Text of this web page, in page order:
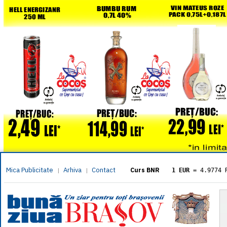
Mica Publicitate | Arhiva | Contact Curs BNR 1 EUR = 4.9774
= 5.8304
1 XAU= 464.4611
1 AED= 1.1933
1 AUD= 2.7957
1 BGN= 2.5449